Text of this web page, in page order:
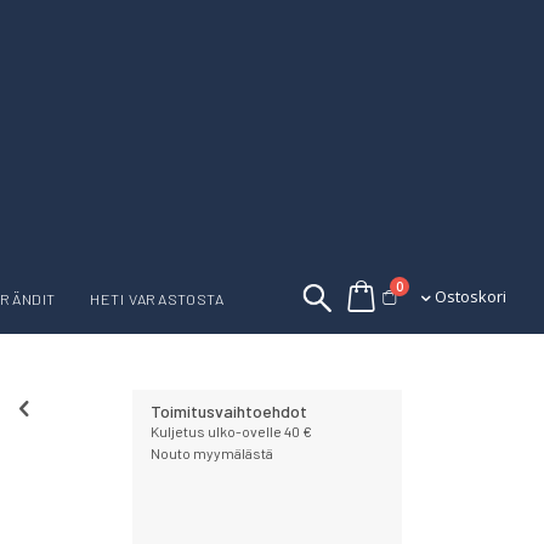
Ostoskori
0tuotettaOstoskori
HETI VARASTOSTA
Toimitusvaihtoehdot
Kuljetus ulko-ovelle 40 €
Nouto myymälästä